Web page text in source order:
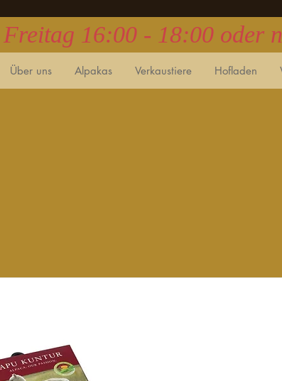
Über uns Alpakas Verkaustiere Hofladen
16:00 - 18:00 oder